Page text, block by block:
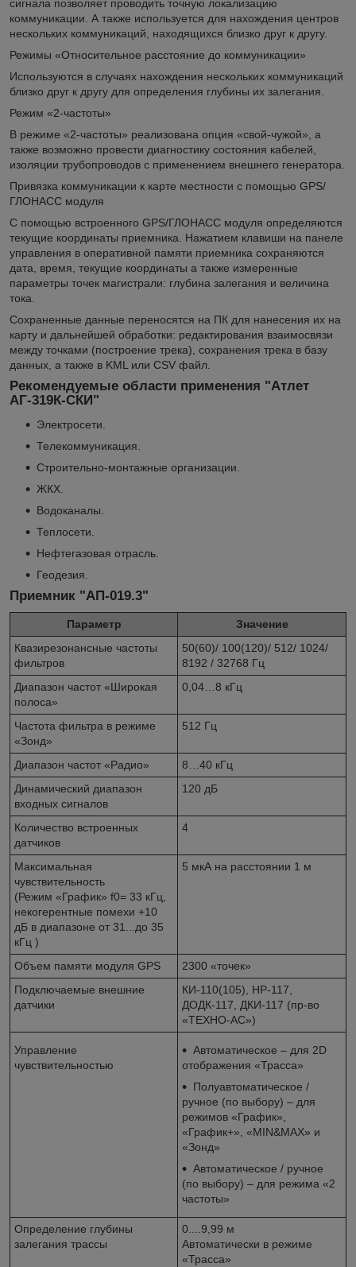
сигнала позволяет проводить точную локализацию
коммуникации. А также используется для нахождения центров
нескольких коммуникаций, находящихся близко друг к другу.
Режимы «Относительное расстояние до коммуникации»
Используются в случаях нахождения нескольких коммуникаций
близко друг к другу для определения глубины их залегания.
Режим «2-частоты»
В режиме «2-частоты» реализована опция «свой-чужой», а
также возможно провести диагностику состояния кабелей,
изоляции трубопроводов с применением внешнего генератора.
Привязка коммуникации к карте местности с помощью GPS/
ГЛОНАСС модуля
С помощью встроенного GPS/ГЛОНАСС модуля определяются
текущие координаты приемника. Нажатием клавиши на панеле
управления в оперативной памяти приемника сохраняются
дата, время, текущие координаты а также измеренные
параметры точек магистрали: глубина залегания и величина
тока.
Сохраненные данные переносятся на ПК для нанесения их на
карту и дальнейшей обработки: редактирования взаимосвязи
между точками (построение трека), сохранения трека в базу
данных, а также в KML или CSV файл.
Рекомендуемые области применения "Атлет
АГ-319К-СКИ"
Электросети.
Телекоммуникация.
Строительно-монтажные организации.
ЖКХ.
Водоканалы.
Теплосети.
Нефтегазовая отрасль.
Геодезия.
Приемник "АП-019.3"
Параметр
Значение
Квазирезонансные частоты
фильтров
50(60)/ 100(120)/ 512/ 1024/
8192 / 32768 Гц
Диапазон частот «Широкая
полоса»
0,04…8 кГц
Частота фильтра в режиме
«Зонд»
512 Гц
Диапазон частот «Радио»
8…40 кГц
Динамический диапазон
входных сигналов
120 дБ
Количество встроенных
датчиков
4
Максимальная
чувствительность
(Режим «График» f0= 33 кГц,
некогерентные помехи +10
дБ в диапазоне от 31...до 35
кГц )
5 мкА на расстоянии 1 м
Объем памяти модуля GPS
2300 «точек»
Подключаемые внешние
датчики
КИ-110(105), НР-117,
ДОДК-117, ДКИ-117 (пр-во
«ТЕХНО-АС»)
Управление
чувствительностью
Автоматическое – для 2D
отображения «Трасса»
Полуавтоматическое /
ручное (по выбору) – для
режимов «График»,
«График+», «MIN&MAX» и
«Зонд»
Автоматическое / ручное
(по выбору) – для режима «2
частоты»
Определение глубины
залегания трассы
0....9,99 м
Автоматически в режиме
«Трасса»